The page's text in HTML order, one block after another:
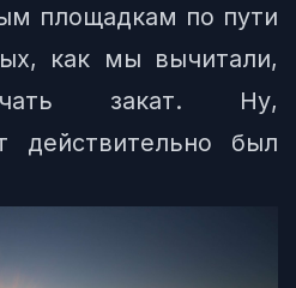
площадкам по пути
как мы вычитали,
закат. Ну,
действительно был